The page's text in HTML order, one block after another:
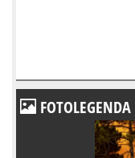
FOTOLEGENDA